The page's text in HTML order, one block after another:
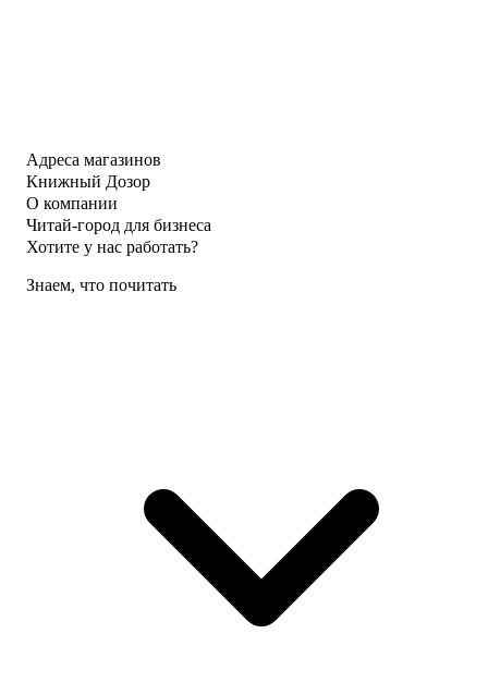
Адреса магазинов
Книжный Дозор
О компании
Читай-город для бизнеса
Хотите у нас работать?
Знаем, что почитать